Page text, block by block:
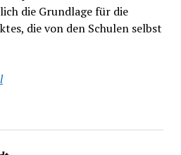
die Grundlage für die
die von den Schulen selbst